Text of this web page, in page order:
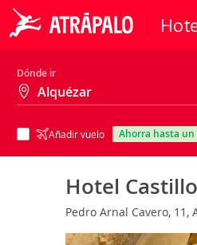
Dónde ir
Añadir vuelo ahorra hasta un
Hotel Castillo
Pedro Arnal Cavero, 11,